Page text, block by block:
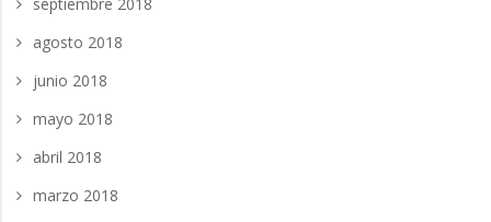
agosto 2018
junio 2018
mayo 2018
abril 2018
marzo 2018